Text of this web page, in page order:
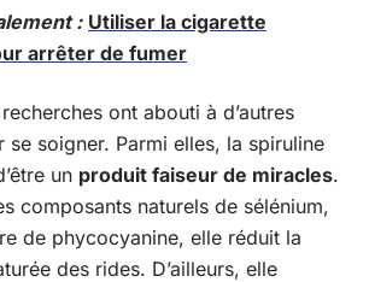
: Utiliser la cigarette
arrêter de fumer
ont abouti à d’autres
se soigner. Parmi elles, la spiruline
un produit faiseur de miracles.
composants naturels de sélénium,
de phycocyanine, elle réduit la
des rides. D’ailleurs, elle